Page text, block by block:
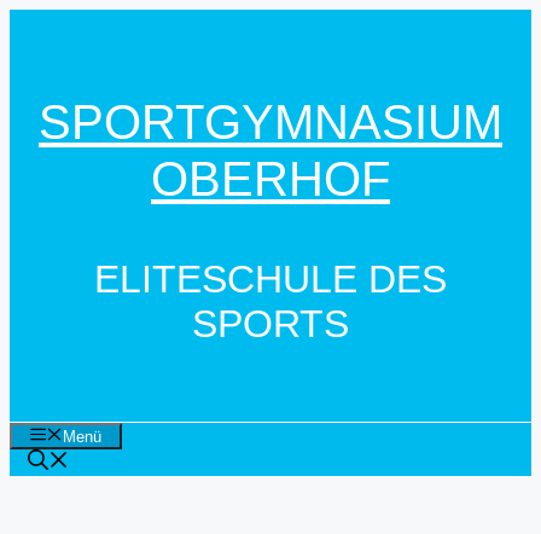
SPORTGYMNASIUM
OBERHOF
ELITESCHULE DES
SPORTS
Menü